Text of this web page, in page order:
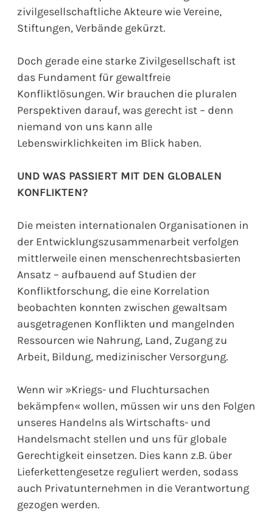
zivilgesellschaftliche Akteure wie Vereine,
Stiftungen, Verbände gekürzt.
Doch gerade eine starke Zivilgesellschaft ist
das Fundament für gewaltfreie
Konfliktlösungen. Wir brauchen die pluralen
Perspektiven darauf, was gerecht ist – denn
niemand von uns kann alle
Lebenswirklichkeiten im Blick haben.
UND WAS PASSIERT MIT DEN GLOBALEN
KONFLIKTEN?
Die meisten internationalen Organisationen in
der Entwicklungszusammenarbeit verfolgen
mittlerweile einen menschenrechtsbasierten
Ansatz – aufbauend auf Studien der
Konfliktforschung, die eine Korrelation
beobachten konnten zwischen gewaltsam
ausgetragenen Konflikten und mangelnden
Ressourcen wie Nahrung, Land, Zugang zu
Arbeit, Bildung, medizinischer Versorgung.
Wenn wir »Kriegs- und Fluchtursachen
bekämpfen« wollen, müssen wir uns den Folgen
unseres Handelns als Wirtschafts- und
Handelsmacht stellen und uns für globale
Gerechtigkeit einsetzen. Dies kann z.B. über
Lieferkettengesetze reguliert werden, sodass
auch Privatunternehmen in die Verantwortung
gezogen werden.